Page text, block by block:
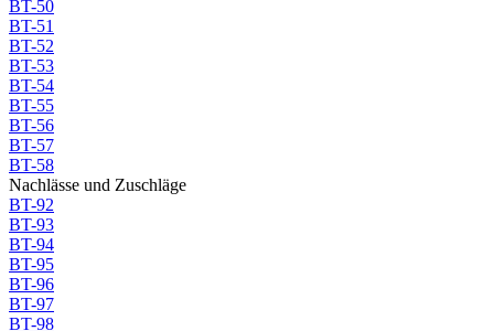
BT-50
BT-51
BT-52
BT-53
BT-54
BT-55
BT-56
BT-57
BT-58
Nachlässe und Zuschläge
BT-92
BT-93
BT-94
BT-95
BT-96
BT-97
BT-98